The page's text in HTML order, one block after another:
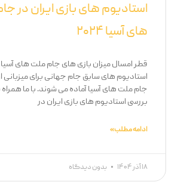
استادیوم های بازی ایران در
های آسیا ۲۰۲۴
قطر امسال میزان بازی های جام ملت های
استادیوم های سابق جام جهانی برای میزبانی
جام ملت های آسیا آماده می شوند. با ما همراه
بررسی استادیوم های بازی ایران در
ادامه مطلب »
۱۸ آذر ۱۴۰۴ بدون دیدگاه